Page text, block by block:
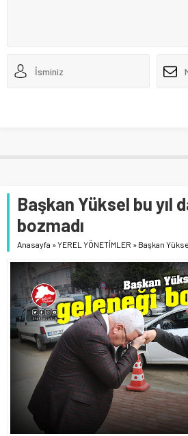
Başkan Yüksel bu yıl
bozmadı
Anasayfa »YEREL YÖNETİMLER » Başkan